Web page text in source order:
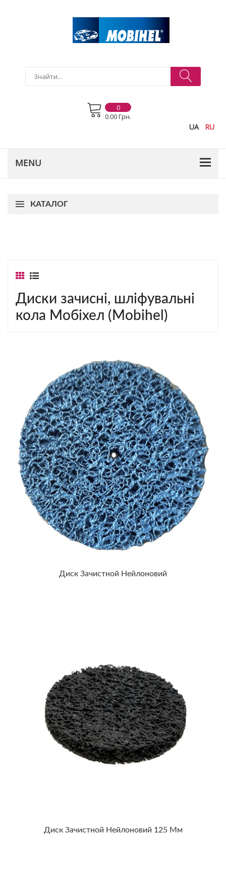
0
0.00 Грн.
UA RU
КАТАЛОГ
Диски зачисні, шліфувальні
кола Мобіхел (Mobihel)
Диск Зачистной Нейлоновий
Диск Зачистной Нейлоновий 125 Мм